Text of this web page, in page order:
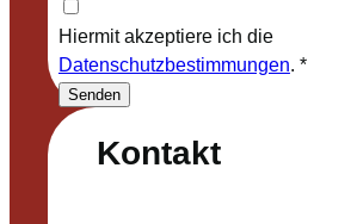
Kontakt
Hiermit akzeptiere ich die
Datenschutzbestimmungen. *
Senden